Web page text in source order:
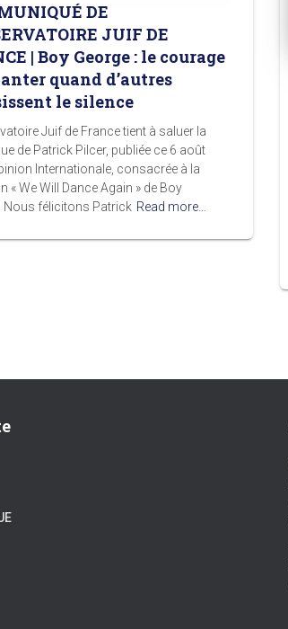
DE
JUIF DE
| Boy George : le courage
quand d’autres
le silence
Juif de France tient à saluer la
de Patrick Pilcer, publiée ce 6 août
Internationale, consacrée à la
« We Will Dance Again » de Boy
Nous félicitons Patrick Read more…